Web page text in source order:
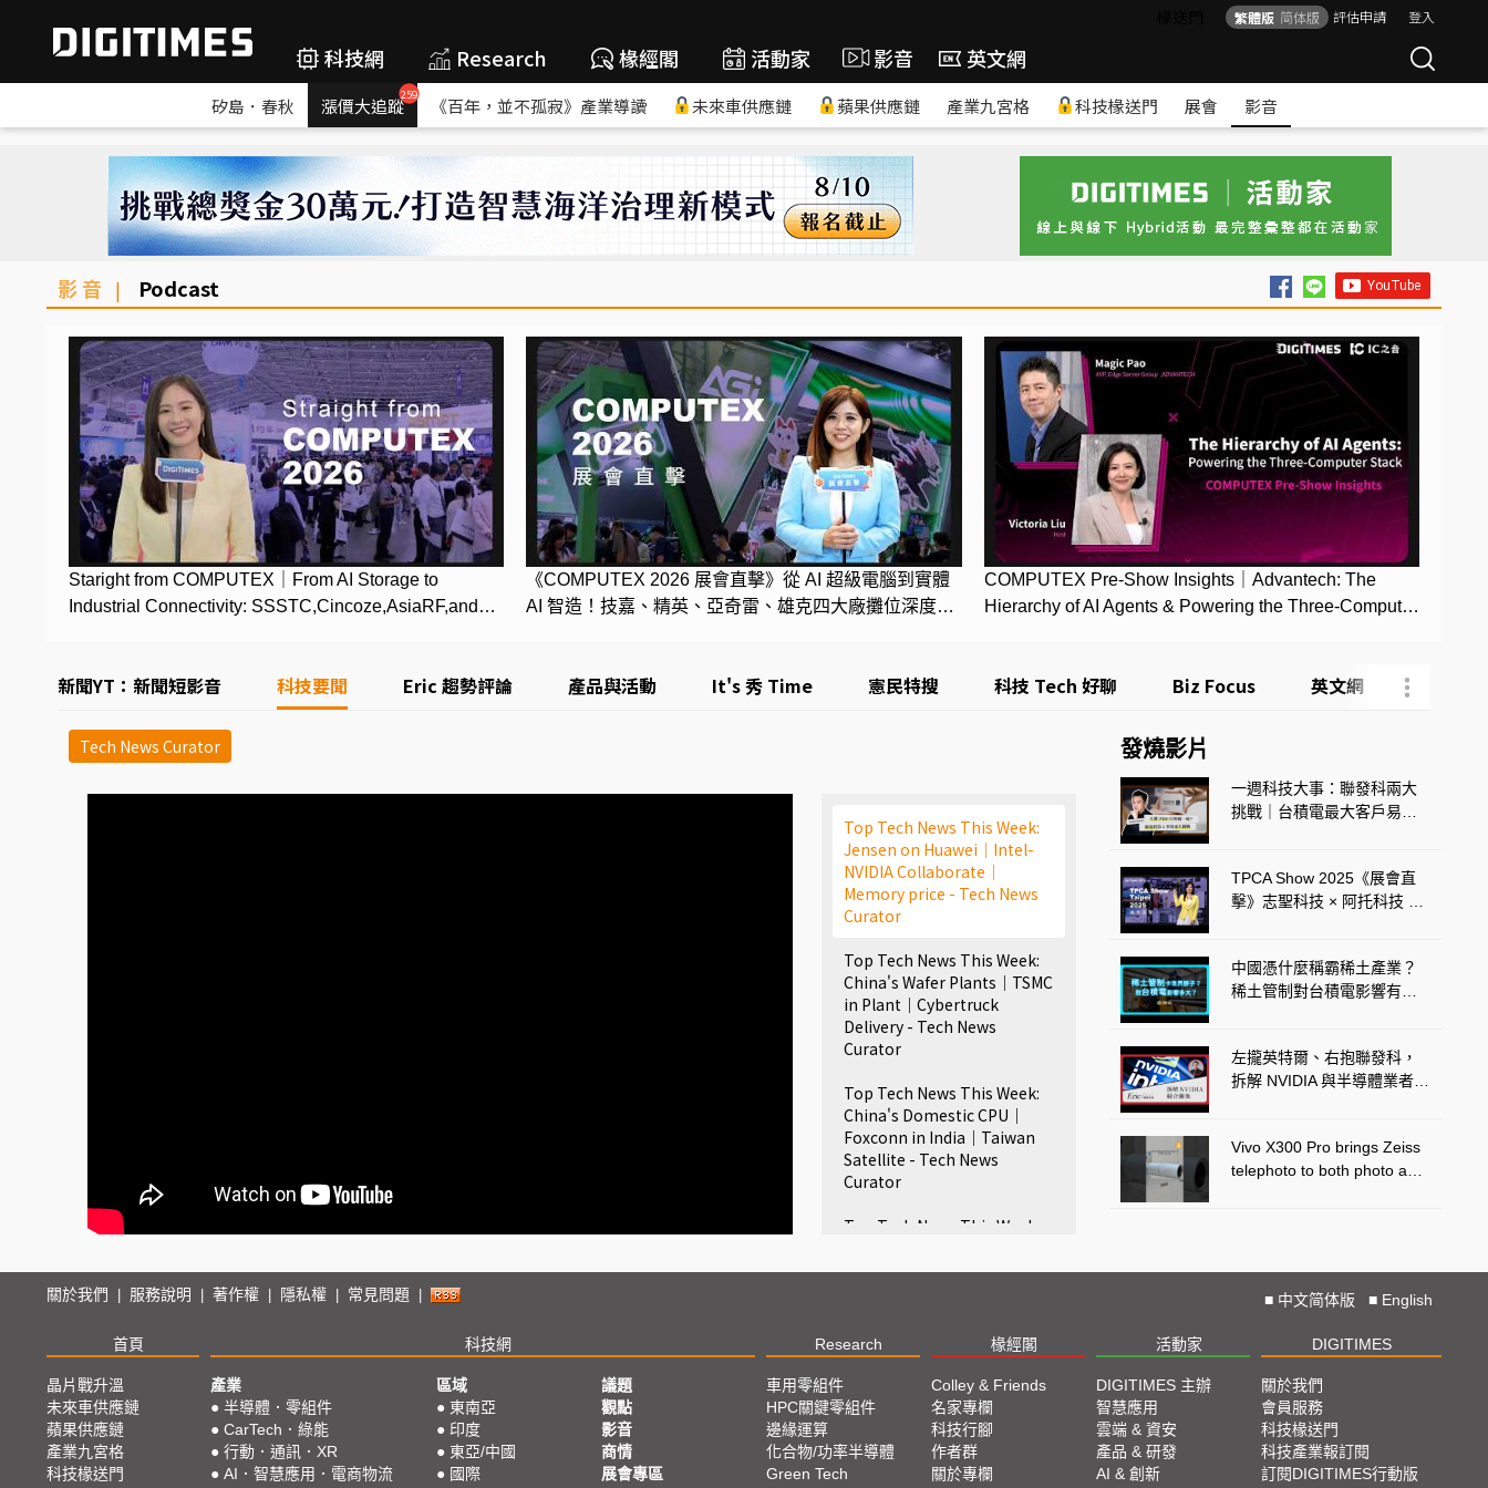
繁體版 简体版 評估申請 登入
科技網 Research 椽經閣 活動家 影音 英文網
矽島．春秋 漲價大追蹤259 《百年，並不孤寂》產業導讀 未來車供應鏈 蘋果供應鏈 產業九宮格 科技椽送門 展會 影音
影 音 | Podcast
Staright from COMPUTEX｜From AI Storage to
Industrial Connectivity: SSSTC,Cincoze,AsiaRF,and
《COMPUTEX 2026 展會直擊》從 AI 超級電腦到實體
AI 智造！技嘉、精英、亞奇雷、雄克四大廠攤位深度開
COMPUTEX Pre-Show Insights｜Advantech: The
Hierarchy of AI Agents & Powering the Three-Computer
新聞YT：新聞短影音 科技要聞 Eric 趨勢評論 產品與活動 It's 秀 Time 憲民特搜 科技 Tech 好聊 Biz Focus 英文網
Tech News Curator
Top Tech News This Week:
Jensen on Huawei｜Intel-
NVIDIA Collaborate｜
Memory price - Tech News
Curator
Top Tech News This Week:
China's Wafer Plants｜TSMC
in Plant｜Cybertruck
Delivery - Tech News
Curator
Top Tech News This Week:
China's Domestic CPU｜
Foxconn in India｜Taiwan
Satellite - Tech News
Curator
Top Tech News This Week:
Microsoft's AI Chip｜NVIDIA
Top Tech News This Week:
Memory price rise｜AUO's
Micro LED｜EV Price drop in
TW - Tech News Curator
Top Tech News This Week:
發燒影片
一週科技大事：聯發科兩大
挑戰｜台積電最大客戶易主
3 週
TPCA Show 2025《展會直
擊》志聖科技 × 阿托科技 攤
中國憑什麼稱霸稀土產業？
稀土管制對台積電影響有多
技》EP.81
左攏英特爾、右抱聯發科，
拆解 NVIDIA 與半導體業者間
Vivo X300 Pro brings Zeiss
telephoto to both photo and
關於我們 | 服務說明 | 著作權 | 隱私權 | 常見問題 | ■ 中文简体版 ■ English
首頁 科技網 Research 椽經閣 活動家 DIGITIMES
晶片戰升溫
未來車供應鏈
蘋果供應鏈
產業九宮格
科技椽送門
產業
● 半導體．零組件
● CarTech．綠能
● 行動．通訊．XR
● AI．智慧應用．電商物流
區域
● 東南亞
● 印度
● 東亞/中國
● 國際
議題
觀點
影音
商情
展會專區
車用零組件
HPC關鍵零組件
邊緣運算
化合物/功率半導體
Green Tech
Colley & Friends
名家專欄
科技行腳
作者群
關於專欄
DIGITIMES 主辦
智慧應用
雲端 & 資安
產品 & 研發
AI & 創新
關於我們
會員服務
科技椽送門
科技產業報訂閱
訂閱DIGITIMES行動版